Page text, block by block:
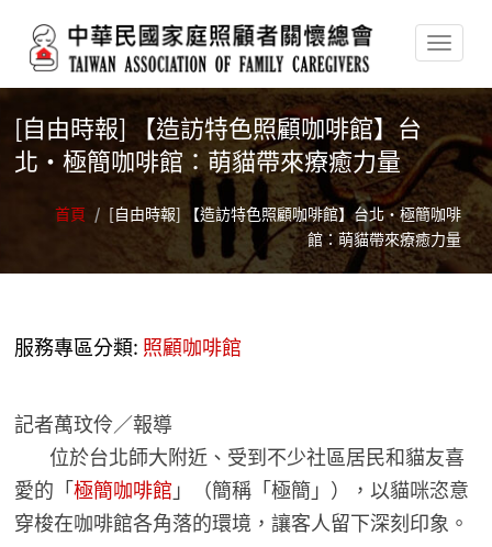
[自由時報] 【造訪特色照顧咖啡館】台
北‧極簡咖啡館：萌貓帶來療癒力量
首頁 / [自由時報] 【造訪特色照顧咖啡館】台北‧極簡咖啡
館：萌貓帶來療癒力量
服務專區分類: 照顧咖啡館
記者萬玟伶／報導
位於台北師大附近、受到不少社區居民和貓友喜
愛的「極簡咖啡館 」（簡稱「極簡」），以貓咪恣意
穿梭在咖啡館各角落的環境，讓客人留下深刻印象。